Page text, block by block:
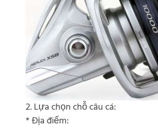
2. Lựa chọn chỗ câu cá:
* Địa điểm: